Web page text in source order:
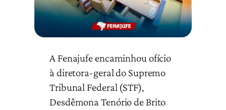
A Fenajufe encaminhou ofício
à diretora-geral do Supremo
Tribunal Federal (STF),
Desdêmona Tenório de Brito